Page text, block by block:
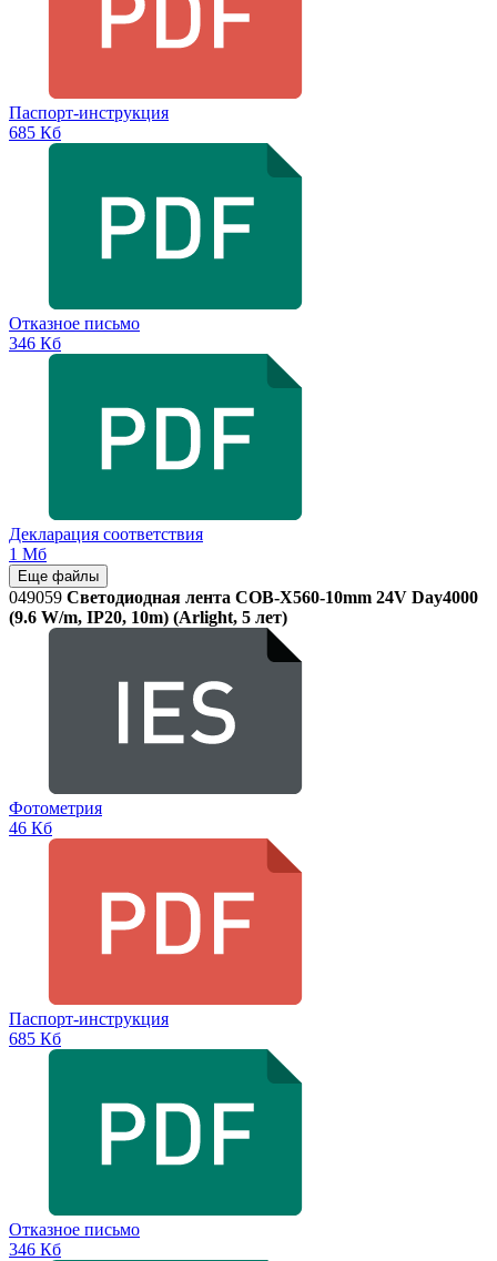
Паспорт-инструкция
685 Кб
Отказное письмо
346 Кб
Декларация соответствия
1 Мб
Еще файлы
049059 Светодиодная лента COB-X560-10mm 24V Day4000
(9.6 W/m, IP20, 10m) (Arlight, 5 лет)
Фотометрия
46 Кб
Паспорт-инструкция
685 Кб
Отказное письмо
346 Кб